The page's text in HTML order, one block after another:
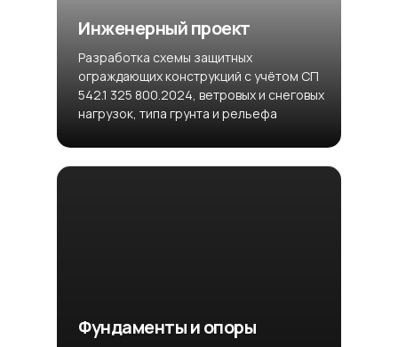
Инженерный проект
Разработка схемы защитных
ограждающих конструкций с учётом СП
542.1 325 800.2024, ветровых и снеговых
нагрузок, типа грунта и рельефа
Фундаменты и опоры